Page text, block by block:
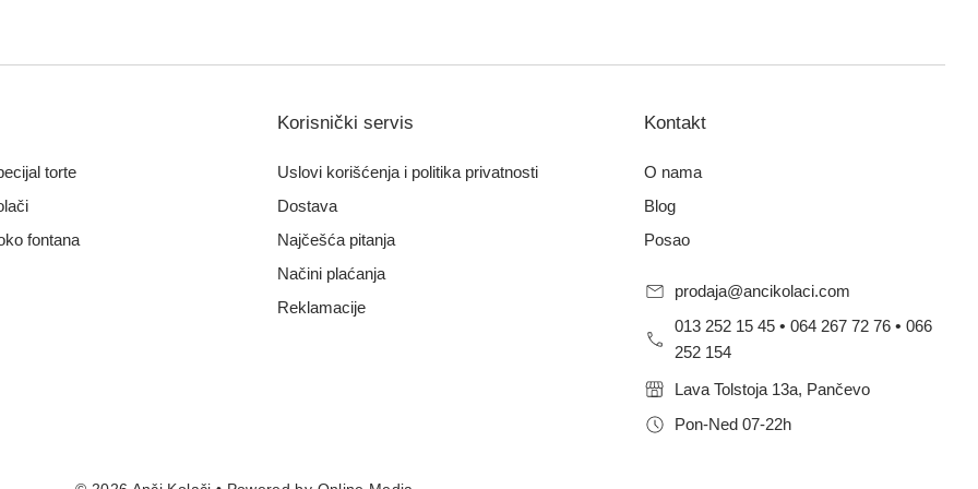
torte
fontana
Korisnički servis
Uslovi korišćenja i politika privatnosti
Dostava
Najčešća pitanja
Načini plaćanja
Reklamacije
Kontakt
O nama
Blog
Posao
prodaja@ancikolaci.com
013 252 15 45 • 064 267 72 76 • 066
252 154
Lava Tolstoja 13a, Pančevo
Pon-Ned 07-22h